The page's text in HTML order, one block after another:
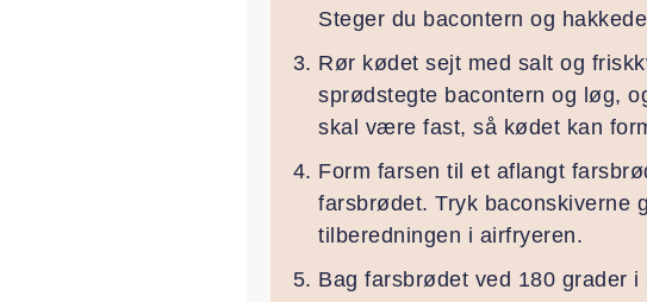
Steger du bacontern og
Rør kødet sejt med salt og
sprødstegte bacontern og løg,
skal være fast, så kødet kan
Form farsen til et aflangt
farsbrødet. Tryk baconskiverne
tilberedningen i airfryeren.
Bag farsbrødet ved 180 grader i